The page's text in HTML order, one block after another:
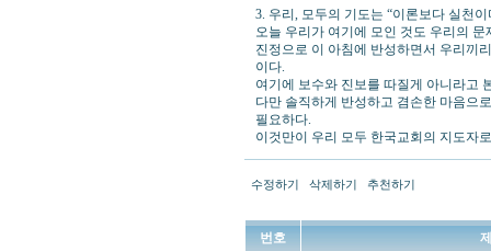
3. 우리, 모두의 기도는 “이론보다 실천이
오늘 우리가 여기에 모인 것도 우리의
진정으로 이 아침에 반성하면서 우리끼
이다.
여기에 보수와 진보를 따질게 아니라고
다만 솔직하게 반성하고 겸손한 마음으
필요하다.
이것만이 우리 모두 한국교회의 지도자
수정하기 삭제하기 추천하기
번호